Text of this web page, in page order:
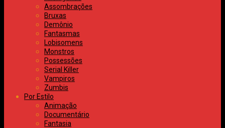
Assombrações
Bruxas
Demônio
Fantasmas
Lobisomens
Monstros
Possessões
Serial Killer
Vampiros
Zumbis
Por Estilo
Animação
Documentário
Fantasia